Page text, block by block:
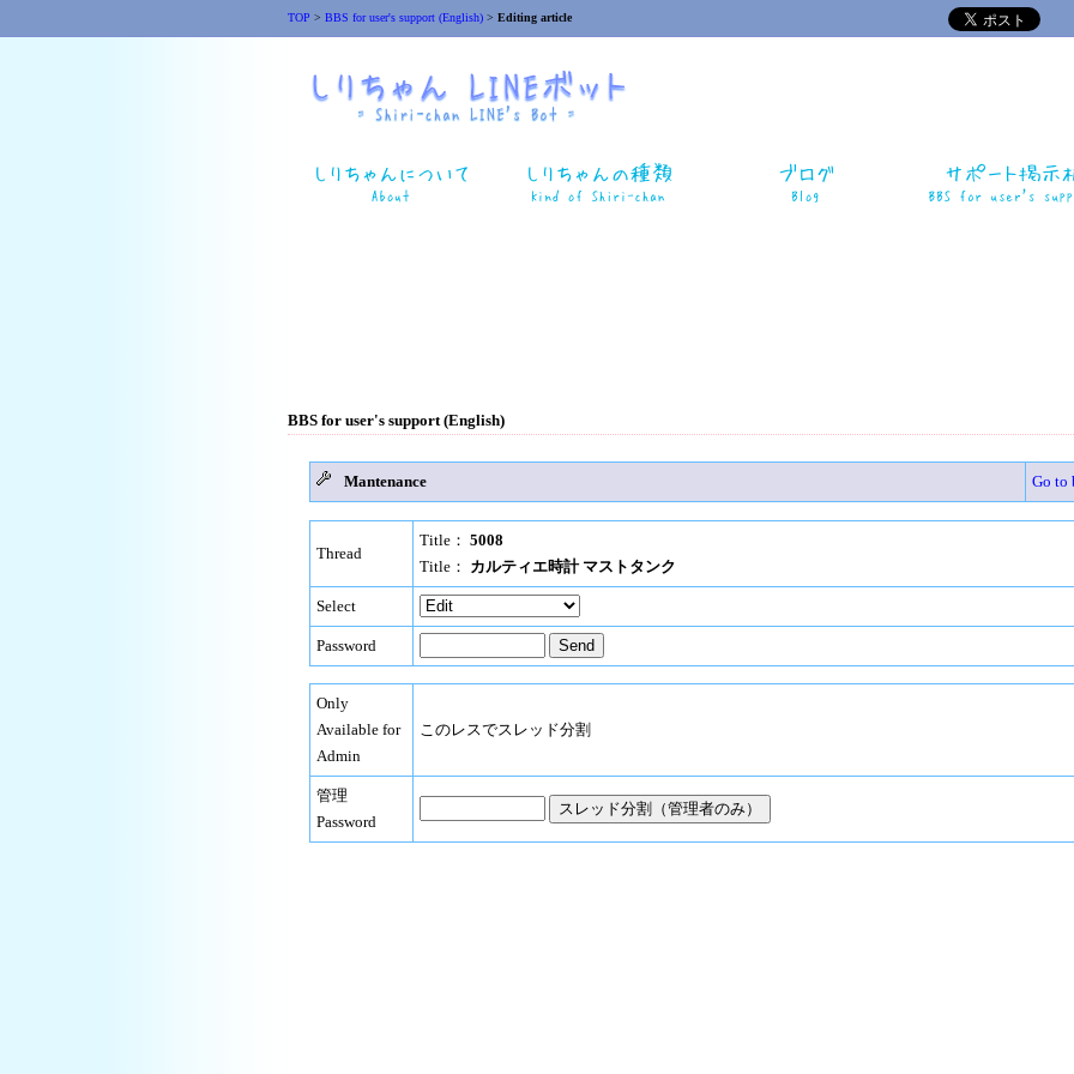
TOP > BBS for user's support (English) > Editing article
BBS for user's support (English)
Mantenance Go to
Thread
Title： 5008
Title： カルティエ時計 マストタンク
Select
Password
Only
Available for
Admin
このレスでスレッド分割
管理
Password